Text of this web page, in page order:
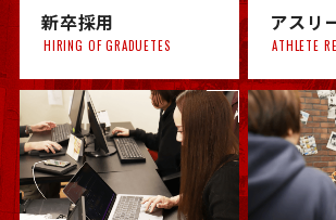
新卒採用
HIRING OF GRADUETES
アスリ
ATHLETE